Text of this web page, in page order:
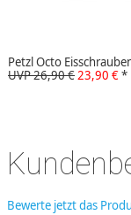
Petzl Octo
UVP 26,90 €23,90 €*
Bewerte jetzt das